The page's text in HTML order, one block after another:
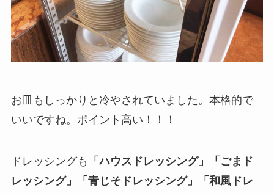
お皿もしっかりと冷やされていました。本格的で
いいですね。ポイント高い！！！
ドレッシングも
「ハウスドレッシング」「ごまド
レッシング」「青じそドレッシング」「和風ドレ